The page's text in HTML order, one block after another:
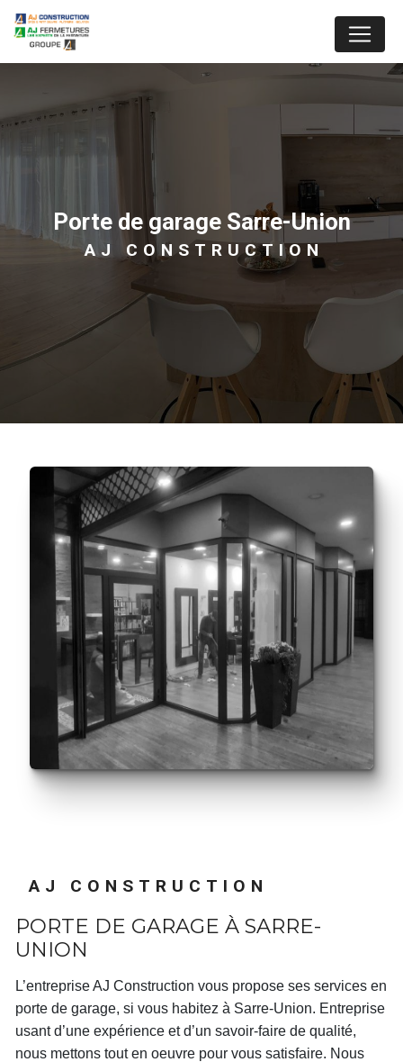
porte de garage Sarre-Union
AJ CONSTRUCTION
AJ CONSTRUCTION
PORTE DE GARAGE À SARRE-
UNION
L’entrepriseAJ Construction vous propose ses services en
porte de garage, si vous habitez à Sarre-Union. Entreprise
usant d’une expérience et d’un savoir-faire de qualité,
nous mettons tout en oeuvre pour vous satisfaire. Nous
Panneau de gestion des cookies